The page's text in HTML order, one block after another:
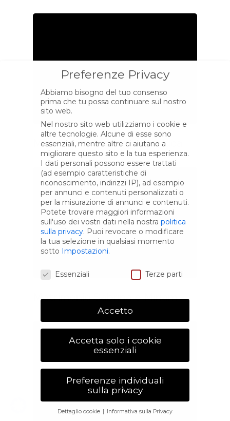
Matrimonio Marica e Gianluca
Matrimonio Sabrina e Miriam
Preferenze Privacy
Abbiamo bisogno del tuo consenso
prima che tu possa continuare sul nostro
sito web.
Nel nostro sito web utilizziamo i cookie e
altre tecnologie. Alcune di esse sono
essenziali, mentre altre ci aiutano a
migliorare questo sito e la tua esperienza.
I dati personali possono essere trattati
(ad esempio caratteristiche di
riconoscimento, indirizzi IP), ad esempio
per annunci e contenuti personalizzati o
per la misurazione di annunci e contenuti.
Potete trovare maggiori informazioni
sull'uso dei vostri dati nella nostra politica
sulla privacy. Puoi revocare o modificare
la tua selezione in qualsiasi momento
sotto Impostazioni.
Essenziali Terze parti
Accetto
Accetta solo i cookie
essenziali
Preferenze individuali
sulla privacy
Dettaglio cookie Informativa sulla Privacy